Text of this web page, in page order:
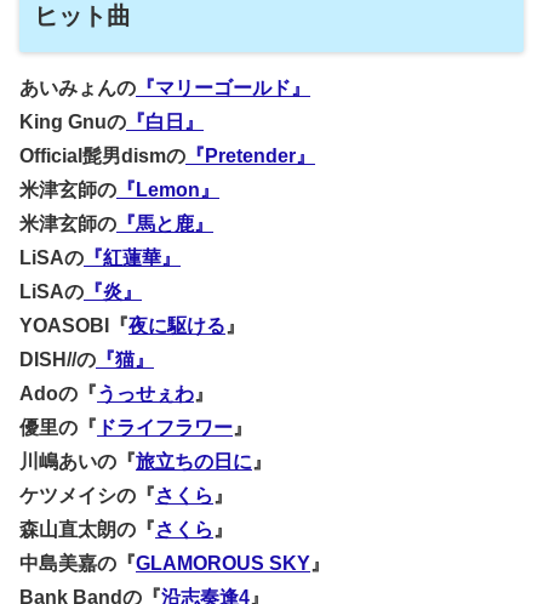
ヒット曲
あいみょんの 『マリーゴールド』
King Gnuの 『白日』
Official髭男dismの 『Pretender』
米津玄師の 『Lemon』
米津玄師の 『馬と鹿』
LiSAの 『紅蓮華』
LiSAの 『炎』
YOASOBI『夜に駆ける 』
DISH//の 『猫』
Adoの『うっせぇわ 』
優里の『 ドライフラワー 』
川嶋あいの『旅立ちの日に 』
ケツメイシの『さくら 』
森山直太朗の『さくら 』
中島美嘉の『GLAMOROUS SKY 』
Bank Bandの『沿志奏逢4 』